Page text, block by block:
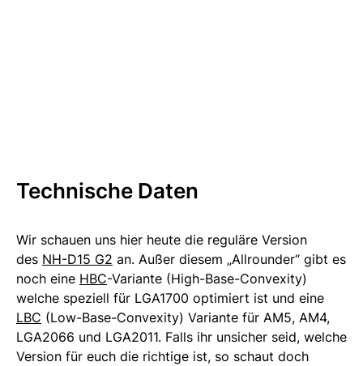
Technische Daten
Wir schauen uns hier heute die reguläre Version
des NH-D15 G2 an. Außer diesem „Allrounder“ gibt es
noch eine HBC-Variante (High-Base-Convexity)
welche speziell für LGA1700 optimiert ist und eine
LBC (Low-Base-Convexity) Variante für AM5, AM4,
LGA2066 und LGA2011. Falls ihr unsicher seid, welche
Version für euch die richtige ist, so schaut doch